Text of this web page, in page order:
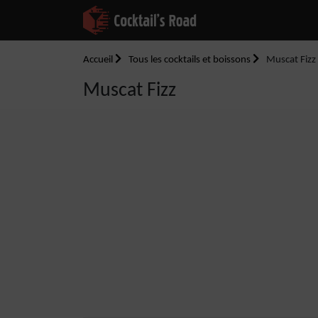
Accueil Tous les cocktails et boissons Muscat Fizz
Muscat Fizz